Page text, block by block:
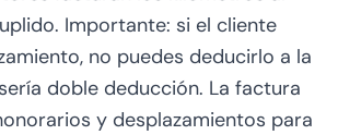
Importante: si el cliente
no puedes deducirlo a la
doble deducción. La factura
y desplazamientos para